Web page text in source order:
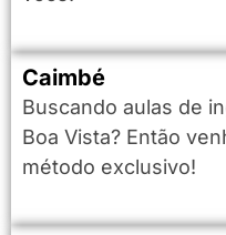
Caimbé
Buscando aulas de
Boa Vista? Então
método exclusivo!